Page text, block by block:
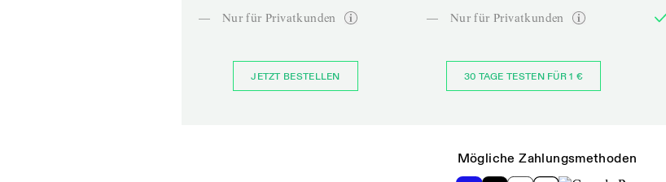
—
Nur für Privatkunden
JETZT BESTELLEN
—
Nur für Privatkunden
30 TAGE TESTEN FÜR 1 €
Mögliche Zahlungsmethoden